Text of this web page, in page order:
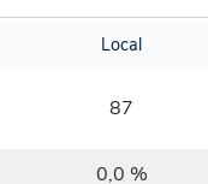
Local
87
0,0 %